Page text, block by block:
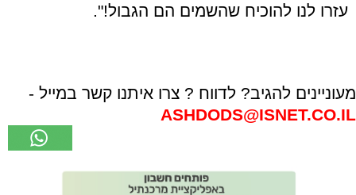
עזרו לנו להוכיח שהשמים הם הגבול!".
מעוניינים להגיב? לדווח ? צרו איתנו קשר במייל -
ASHDODS@ISNET.CO.IL